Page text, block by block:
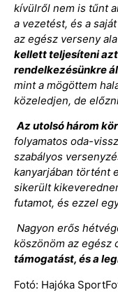
kívülről nem is tűnt
a vezetést, és a
az egész verseny
kellett teljesíteni
rendelkezésünkre
mint a mögöttem
közeledjen, de
Az utolsó három
folyamatos oda-
szabályos
kanyarjában történt
sikerült
futamot, és ezzel
Nagyon erős
köszönöm az egész
támogatást, és a
Fotó: Hajóka